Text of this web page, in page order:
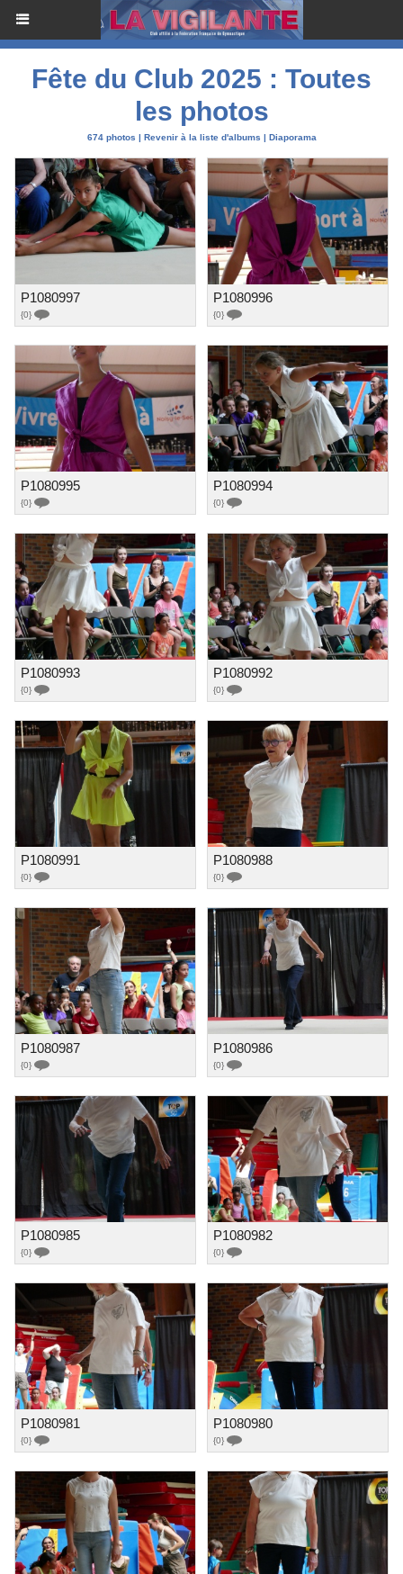
Fête du Club 2025 : Toutes
les photos
674 photos | Revenir à la liste d'albums | Diaporama
P1080997
{0}
P1080996
{0}
P1080995
{0}
P1080994
{0}
P1080993
{0}
P1080992
{0}
P1080991
{0}
P1080988
{0}
P1080987
{0}
P1080986
{0}
P1080985
{0}
P1080982
{0}
P1080981
{0}
P1080980
{0}